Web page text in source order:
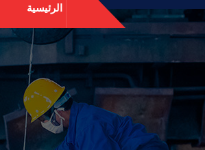
الرئيسية